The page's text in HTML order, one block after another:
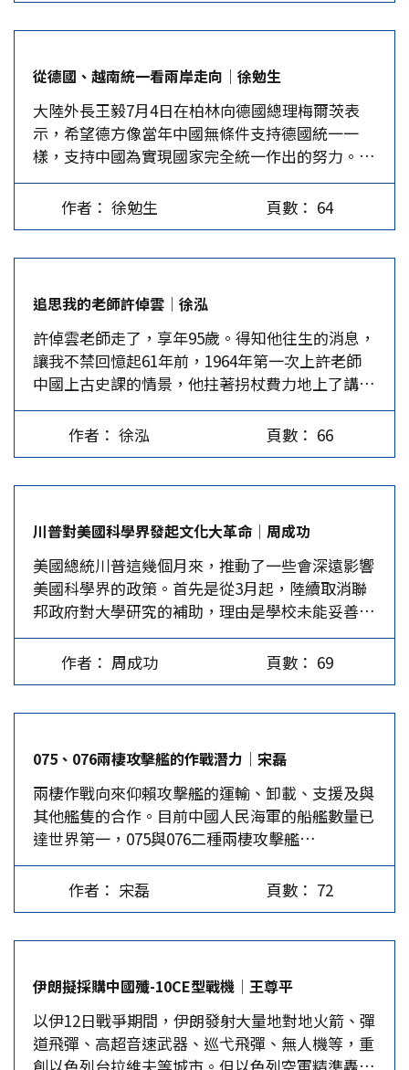
軍，從世界各地奔赴前線，加入國際縱隊，與西班
牙人民一起抵抗法西斯暴行，知名作家海明威、歐
威爾等人亦投身在內。…
主要的賠償責任。以「日本目前擁有的資源不足以
支持一個自主的經濟體」為理由，反對拆遷日本物
資作為賠償，而以「透過日本人的勞役以恢復生
產、打撈沈船與其他相關作業」代替，而且規定
「此項賠償不得加諸額外負擔」，譬如日本不負擔
原料製造。…
感，中國大陸則保持30萬人，但有些研究則認為有
高達40萬人之多，中間差距就是不確定的失蹤人
口。對家屬而言，親人失蹤造成的痛苦往往比死亡
更難耐。 和二戰後德國政府主動提供資料的作
法，日本在戰後卻極力掩蓋公布事實的真相，造成
中日雙方在戰後有更大的認知分歧，也使得中國人
至今沒有辦法接受及原諒日本。而日本政府最近幾
位首相都不再發表二戰結束的演說，但卻對廣島、
自己會戰敗是因在軍事上輸給美國，最後投降是因
為美國投下原子彈。對於中國戰場，日本認為他們
是碾壓式的勝利，所以從來不願意跟中國道歉、賠
償。其實，日本在22次，超過10萬人以上的會戰
中，有逾半數曾經使用毒氣，而且在台兒莊、萬家
嶺、芷江、崑崙山及幾次長沙會戰，也遭到軍事上
的挫敗。由於使用了化學武器及細菌戰，日軍就算
打了一些勝仗，也不是光榮的。…
屠殺的真相，怎能不令人憤怒呢？中國人恨的從來
不是日本人民，而是日本右翼政客和右翼勢力，他
們從來不反省、不道歉，每年還要去參拜擺放戰爭
甲級戰犯的靖國神社。近年來，日本新防衛白皮書
還不斷宣揚「中國威脅論」，鼓譟「台灣有事，就
是日本有事」，這不是在對中國人製造新的仇恨
嗎？ 撰寫《南京暴行：被遺忘的大屠殺》的美籍
華人作家張純如，在被問及為何要寫這本書時說，
的書在美國出版後，受到日本右翼勢力的威脅，使
她陷入抑鬱症，最後開槍自殺。但另一位義大利作
家普利摩李維（Primo…
從德國、越南統一看兩岸走向│徐勉生
大陸外長王毅7月4日在柏林向德國總理梅爾茨表
示，希望德方像當年中國無條件支持德國統一一
樣，支持中國為實現國家完全統一作出的努力。德
國是否支持中國統一？德國的經驗能否成為兩岸統
一的借鏡？都值得探究。 德國由分治實現統一 王
毅除希望德國支持兩岸統一，也相信德國新一屆政
有雙方協商才能找到解決方案。但德國政府根本沒
有理由反對中國統一。 眾所皆知，二戰後德國遭
到列強硬生生地分成東西兩地區，通稱東德與西
德。1972年，在西德總理布朗德(Willy Brandt)的
努力下，西德與東德簽訂「基本條約」，大幅改變
兩者之間的敵對關係，這是自分治以來雙方首次建
立正式關係。儘管東西德相互承認，但彼此不能將
對方視為外國，這是一項極為關鍵的基本原則，奠
作者： 徐勉生 頁數： 64
追思我的老師許倬雲│徐泓
許倬雲老師走了，享年95歲。得知他往生的消息，
讓我不禁回憶起61年前，1964年第一次上許老師
中國上古史課的情景，他拄著拐杖費力地上了講
台，但一開口介紹課程內容、教學方式和課業要
求，聲音有力而堅定，同學們立刻全神貫注起來。
許老師32歲從芝加哥大學拿到博士學位就返台任
授課，不僅介紹一些社會科學方法，還指導我們閱
讀期刊論文。 首開風氣的歷史系所主任 許老師的
博士論文《中國古代社會史論：春秋戰國時期的社
會流動》（Ancient China in…
作者： 徐泓 頁數： 66
川普對美國科學界發起文化大革命│周成功
美國總統川普這幾個月來，推動了一些會深遠影響
美國科學界的政策。首先是從3月起，陸續取消聯
邦政府對大學研究的補助，理由是學校未能妥善處
理反以色列在加薩戰爭的校園示威活動。哥倫比亞
大學首當其衝被砍了約4億美元（下同）。緊接下
來的是，賓夕法尼亞大學針對跨性別運動員的政
5.1億、康乃爾大學10億、西北大學約7.9億的聯邦
補助也遭到凍結。 任意刪減對私立大學補貼 4月11
日，哈佛大學收到川普政府的來函，列出哈佛若要
維持與聯邦政府的關係，必須滿足一系列要求，審
查內容涵蓋學生、教職員的立場，並要求修改大學
的治理結構與聘用制度。哈佛校長艾倫賈伯（Alan
Garber）4月14日在發給全校的公開信裡寫道：
「大學不會放棄其獨立性，也不會放棄其憲法保障
進行哪些研究。」川普政府的回應非常快，隔天就
宣布凍結來自聯邦機構、總額超過22億、為期多年
的研究補助。白宮反猶太主義特別工作小組還指控
哈佛，在親巴勒斯坦抗議活動中容忍對猶太與以色
作者： 周成功 頁數： 69
075、076兩棲攻擊艦的作戰潛力│宋磊
兩棲作戰向來仰賴攻擊艦的運輸、卸載、支援及與
其他艦隻的合作。目前中國人民海軍的船艦數量已
達世界第一，075與076二種兩棲攻擊艦
（Amphibious Assault Ships）是人民海軍體系
化作戰中不可或缺的要素，在面對強權競爭與挑釁
之際，兩棲攻擊艦將持續在特定爭端海域進行「實
「滬東中華造船廠」承製，該集團長期協助人民海
軍進行相關艦隻的建造與開發，包括早期的071、
072、073登陸艦與726氣墊登陸艇等，中國政府決
定在2011年啟動相關艦艇的研究計畫，經數年討
作者： 宋磊 頁數： 72
伊朗擬採購中國殲-10CE型戰機│王尊平
以伊12日戰爭期間，伊朗發射大量地對地火箭、彈
道飛彈、高超音速武器、巡弋飛彈、無人機等，重